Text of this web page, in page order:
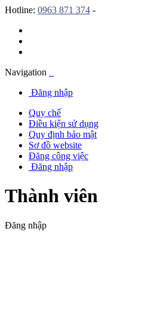
Hotline: 0963 871 374 -
Navigation
Đăng nhập
Quy chế
Điều kiện sử dụng
Quy định bảo mật
Sơ đồ website
Đăng công việc
Đăng nhập
Thành viên
Đăng nhập